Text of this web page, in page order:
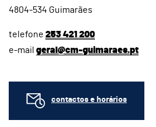
4804-534 Guimarães
telefone 253 421 200
e-mail geral@cm-guimaraes.pt
contactos e horários